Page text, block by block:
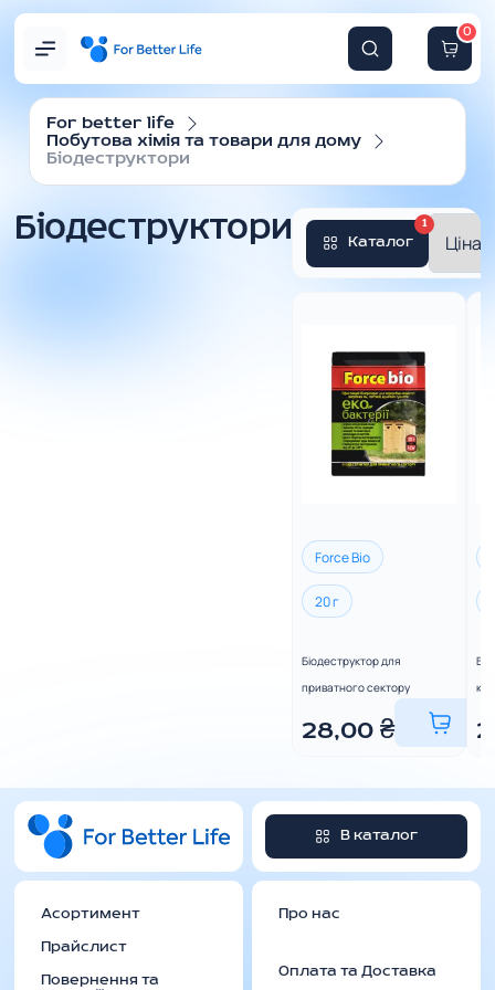
0
For better life
Побутова хімія та товари для дому
Біодеструктори
Біодеструктори Каталог
1
Force Bio
20 г
Біодеструктор для
приватного сектору
28,00₴
В каталог
Асортимент
Прайслист
Повернення та
Про нас
Оплата та Доставка